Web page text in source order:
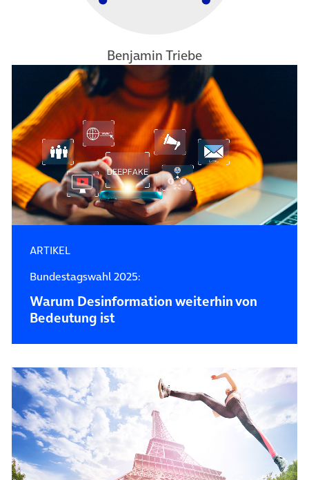
Benjamin Triebe
ARTIKEL
Bundestagswahl 2025:
Warum Desin­forma­tion weiterhin von
Bedeutung ist